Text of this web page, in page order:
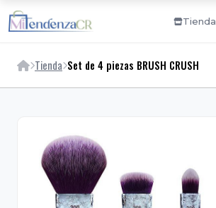
Tienda
Tienda Set de 4 piezas BRUSH CRUSH